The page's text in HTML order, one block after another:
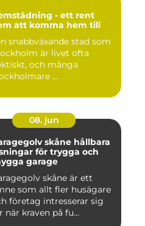
- ett rent
att komma hem till
snabbväxande stad som
är livet ofta
och många
...
08. jun
skåne hållbara
för trygga och
garage
skåne är ett
som allt fler husägare
företag intresserar sig
när kraven på fu...